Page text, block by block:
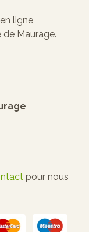
ligne
Maurage.
pour nous